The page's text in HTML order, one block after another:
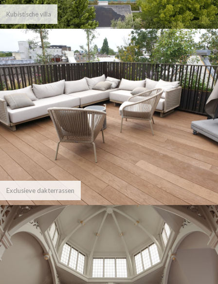
Kubistische villa
Exclusieve dakterrassen